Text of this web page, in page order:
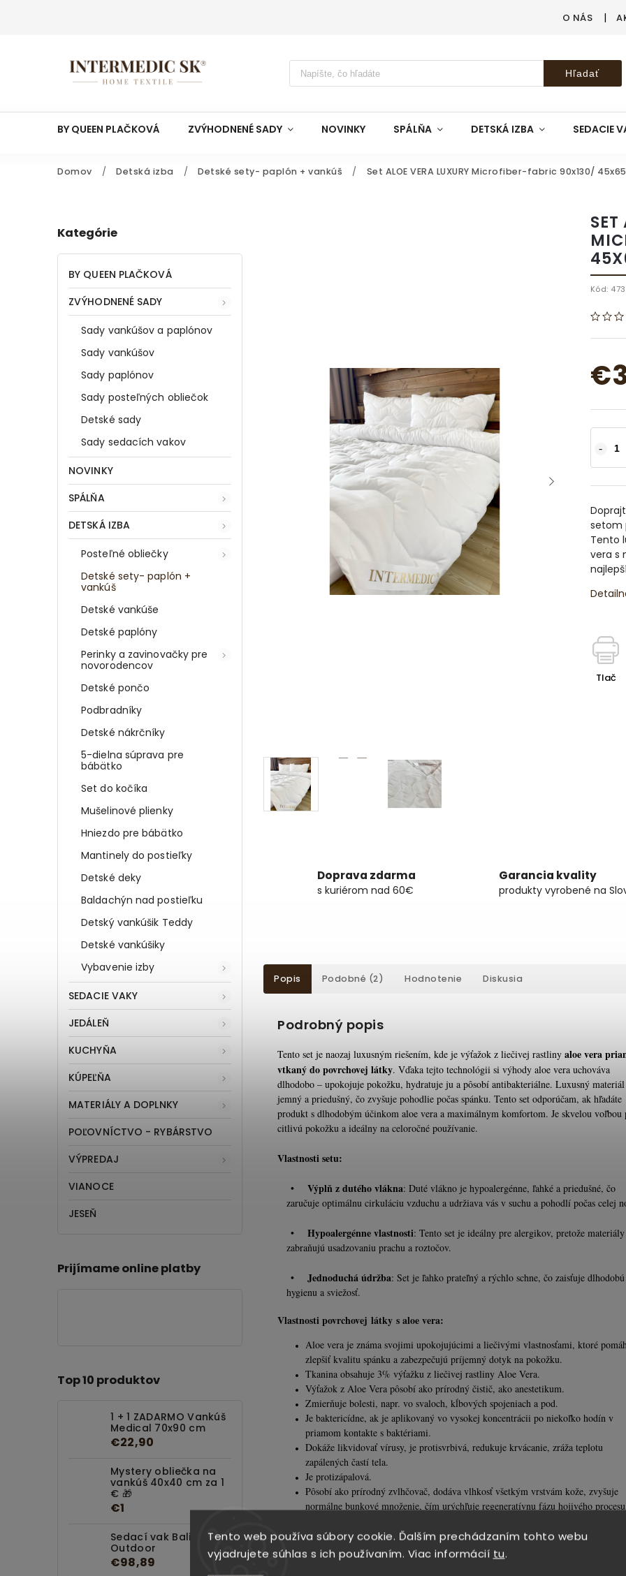
Tento web používa súbory cookie. Ďalším prechádzaním tohto webu
vyjadrujete súhlas s ich používaním. Viac informácií tu.
O NÁS
Hľadať
BY QUEEN PLAČKOVÁ ZVÝHODNENÉ SADY NOVINKY SPÁLŇA DETSKÁ IZBA SEDACIE
Domov / Detská izba / Detské sety- paplón + vankúš / Set ALOE VERA LUXURY Microfiber-fabric 90x130/
Kategórie
BY QUEEN PLAČKOVÁ
ZVÝHODNENÉ SADY
Sady vankúšov a paplónov
Sady vankúšov
Sady paplónov
Sady posteľných obliečok
Detské sady
Sady sedacích vakov
NOVINKY
SPÁLŇA
DETSKÁ IZBA
Posteľné obliečky
Detské sety- paplón +
vankúš
Detské vankúše
Detské paplóny
Perinky a zavinovačky pre
novorodencov
Detské pončo
Podbradníky
Detské nákrčníky
5-dielna súprava pre
bábätko
Set do kočíka
Mušelinové plienky
Hniezdo pre bábätko
Mantinely do postieľky
Detské deky
Baldachýn nad postieľku
Detský vankúšik Teddy
Detské vankúšiky
Vybavenie izby
SEDACIE VAKY
JEDÁLEŇ
KUCHYŇA
KÚPEĽŇA
MATERIÁLY A DOPLNKY
POĽOVNÍCTVO - RYBÁRSTVO
VÝPREDAJ
VIANOCE
JESEŇ
Prijímame online platby
Top 10 produktov
1 + 1 ZADARMO Vankúš
Medical 70x90 cm
€22,90
Mystery obliečka na
vankúš 40x40 cm za 1
€ 🎁
€1
Sedací vak Bali
Outdoor
€98,89
SET
Kód:
setom
Tento
vera s
Tlač
Doprava zdarma
s kuriérom nad 60€
Garancia kvality
produkty vyrobené na
Popis Podobné (2) Hodnotenie Diskusia
Podrobný popis
Tento set je naozaj luxusným riešením, kde je výťažok z liečivej rastliny aloe vera
vtkaný do povrchovej látky. Vďaka tejto technológii si výhody aloe vera uchováva
dlhodobo – upokojuje pokožku, hydratuje ju a pôsobí antibakteriálne. Luxusný
jemný a priedušný, čo zvyšuje pohodlie počas spánku. Tento set odporúčam, ak hľadáte
produkt s dlhodobým účinkom aloe vera a maximálnym komfortom. Je skvelou voľbou
citlivú pokožku a ideálny na celoročné používanie.
Vlastnosti setu:
• Výplň z dutého vlákna: Duté vlákno je hypoalergénne, ľahké a priedušné, čo
zaručuje optimálnu cirkuláciu vzduchu a udržiava vás v suchu a pohodlí počas celej
• Hypoalergénne vlastnosti: Tento set je ideálny pre alergikov, pretože materiály
zabraňujú usadzovaniu prachu a roztočov.
• Jednoduchá údržba: Set je ľahko prateľný a rýchlo schne, čo zaisťuje dlhodobú
hygienu a sviežosť.
Vlastnosti povrchovej látky s aloe vera:
Aloe vera je známa svojimi upokojujúcimi a liečivými vlastnosťami, ktoré
zlepšiť kvalitu spánku a zabezpečujú príjemný dotyk na pokožku.
Tkanina obsahuje 3% výťažku z liečivej rastliny Aloe Vera.
Výťažok z Aloe Vera pôsobí ako prírodný čistič, ako anestetikum.
Zmierňuje bolesti, napr. vo svaloch, kĺbových spojeniach a pod.
Je baktericídne, ak je aplikovaný vo vysokej koncentrácii po niekoľko hodín v
priamom kontakte s baktériami.
Dokáže likvidovať vírusy, je protisvrbivá, redukuje krvácanie, zráža teplotu
zapálených častí tela.
Je protizápalová.
Pôsobí ako prírodný zvlhčovač, dodáva vlhkosť všetkým vrstvám kože, zvyšuje
normálne bunkové množenie, čím urýchľuje regeneratívnu fázu hojivého procesu.
zloženie dodáva tkanine extra príjemný pocit pri dotyku, je ľahká, vysoko
pritom veľmi hustá a protikrčivá.
Odpudzuje vlhkosť a chlad zvonku, veľké množstvo pórov umožňuje ľahké